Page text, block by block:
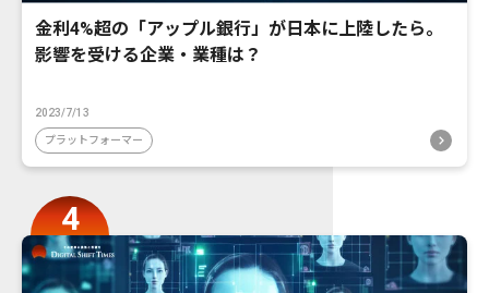
金利4%超の「アップル銀行」が日本に上陸したら。
影響を受ける企業・業種は？
2023/7/13
プラットフォーマー